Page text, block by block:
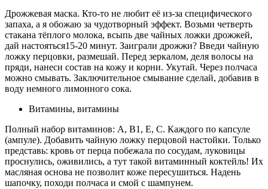
Дрожжевая маска. Кто-то не любит её из-за специфического
запаха, а я обожаю за чудотворный эффект. Возьми четверть
стакана тёплого молока, всыпь две чайных ложки дрожжей,
дай настояться15-20 минут. Заиграли дрожжи? Введи чайную
ложку перцовки, размешай. Перед зеркалом, деля волосы на
пряди, нанеси состав на кожу и корни. Укутай. Через полчаса
можно смывать. Заключительное смывание сделай, добавив в
воду немного лимонного сока.
Витамины, витамины
Полный набор витаминов: А, В1, Е, С. Каждого по капсуле
(ампуле). Добавить чайную ложку перцовой настойки. Только
представь: кровь от перца побежала по сосудам, луковицы
проснулись, оживились, а тут такой витаминный коктейль! Их
масляная основа не позволит коже пересушиться. Надень
шапочку, походи полчаса и смой с шампунем.